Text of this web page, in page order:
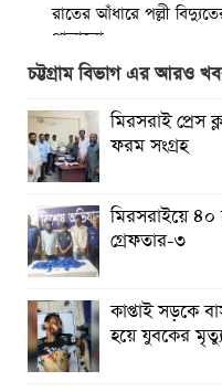
রাতের আঁধারে পল্লী
পালালো
মিরসরাইয়ে ৪০ হাজার
কাপ্তাই সড়কে বাস-
মৃত্যু
চুয়েট এর নবনিযুক্ত ভিসিকে
বৈষম্যহীন মানবিক রাষ্ট্র
জানাতে হবে : জননেতা
তিন দিন পর ব্রহ্মপুত্র
থেকে উদ্ধার
চট্টগ্রাম বিভাগ এর আরও
মিরসরাই প্রেস
ফরম সংগ্রহ
মিরসরাইয়ে
গ্রেফতার-৩
কাপ্তাই সড়কে
হয়ে যুবকের